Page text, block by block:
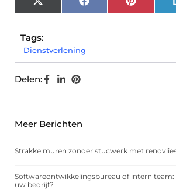
X
(Twitter)
Facebook Pinterest
Tags:
Dienstverlening
Delen:
Meer Berichten
Strakke muren zonder stucwerk met
Softwareontwikkelingsbureau of intern team:
uw bedrijf?